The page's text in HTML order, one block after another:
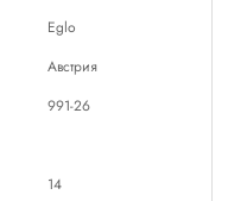
Eglo
Австрия
991-26
14